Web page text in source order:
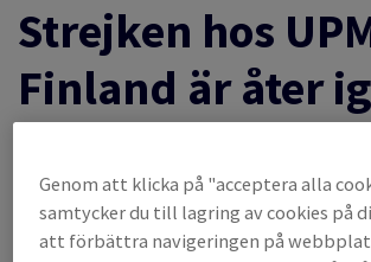
OMSTÄLLNING
UTVECKLA
Strejken hos
Finland är åter
förlängd och
fortgå till den
Genom att klicka på "acceptera alla
samtycker du till lagring av cookies på
att förbättra navigeringen på